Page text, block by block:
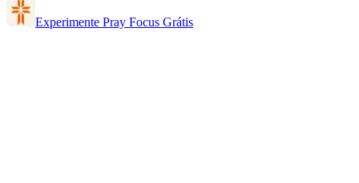
Experimente Pray Focus Grátis